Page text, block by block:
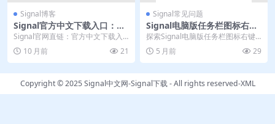
Signal博客
Signal官方中文下载入口：一
键全平台安装，电脑版加密聊
天极速部署
Signal官网直链：官方中文下载入
口的唯一起点 打开浏览器输入“Sign
al官...10 月前 21
Signal常见问题
Signal电脑版任务栏图标右键
快捷菜单功能详解
探索Signal电脑版任务栏图标右键
菜单的完整功能解析，助您高效掌
握这款隐私优先...
5 月前 29
Copyright © 2025Signal中文网-Signal下载- All rights reserved-XML